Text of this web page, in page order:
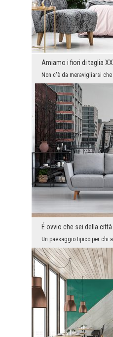
Amiamo i fiori di taglia XXL
É ovvio che sei della città